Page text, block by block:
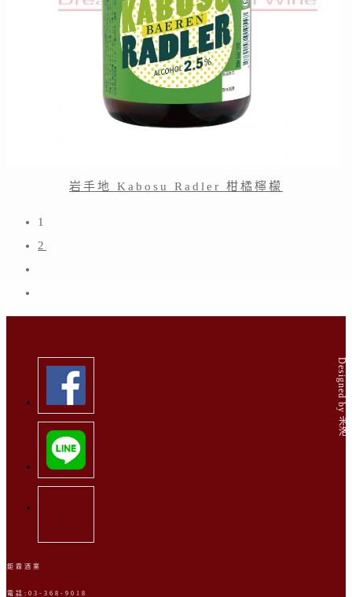
岩手地 Kabosu Radler 柑橘檸檬
1
2
Designed by 米洛
鉅霖酒業
電話:03-368-9018